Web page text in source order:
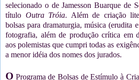
selecionado o de Jamesson Buarque de
título Outra Tróia. Além de criação
bolsas para dramaturgia, música (erudita
fotografia, além de produção crítica em
aos polemistas que cumpri todas as
a menor idéia dos nomes dos jurados.
O Programa de Bolsas de Estímulo à